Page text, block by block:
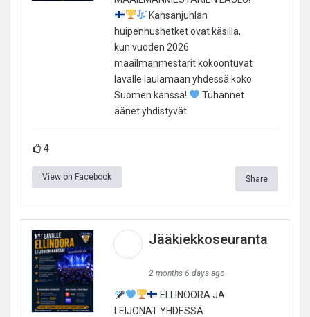
Kansanjuhlan
huipennushetket ovat käsillä,
kun vuoden 2026
maailmanmestarit kokoontuvat
lavalle laulamaan yhdessä koko
Suomen kanssa!
Tuhannet
äänet yhdistyvät
4
View on Facebook Share
Jääkiekkoseuranta
2 months 6 days ago
ELLINOORA JA
LEIJONAT YHDESSÄ